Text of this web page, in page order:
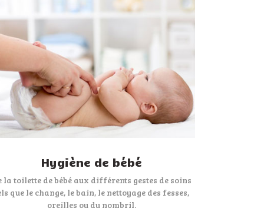
Hygiène de bébé
la toilette de bébé aux différents gestes de soins
que le change, le bain, le nettoyage des fesses,
oreilles ou du nombril.